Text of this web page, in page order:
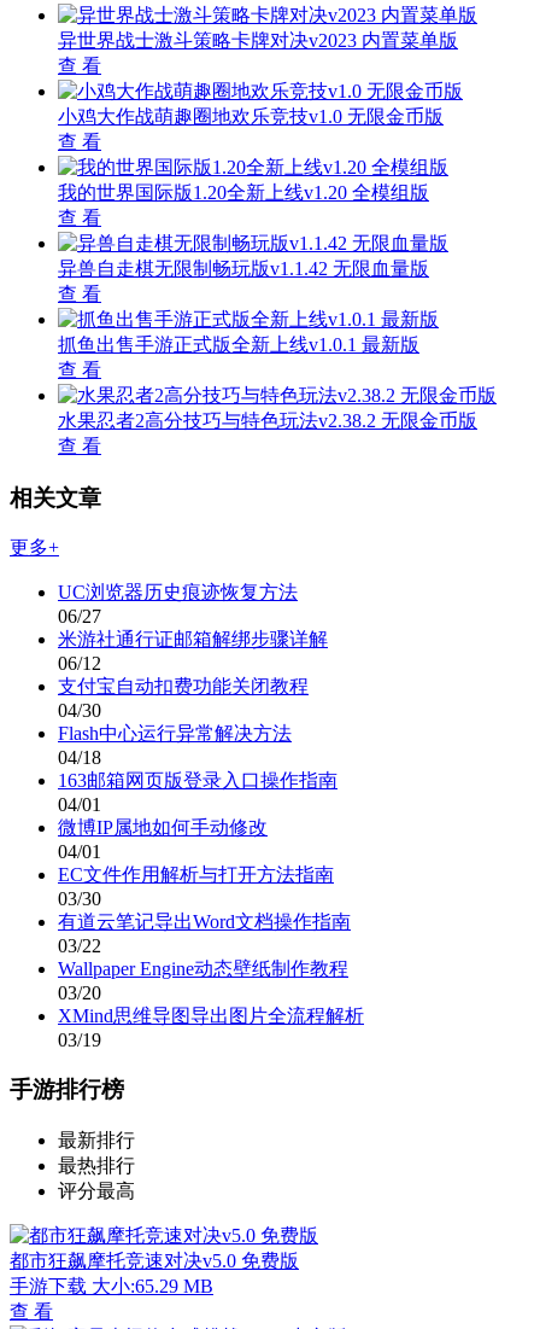
异世界战士激斗策略卡牌对决v2023 内置菜单版
查 看
小鸡大作战萌趣圈地欢乐竞技v1.0 无限金币版
查 看
我的世界国际版1.20全新上线v1.20 全模组版
查 看
异兽自走棋无限制畅玩版v1.1.42 无限血量版
查 看
抓鱼出售手游正式版全新上线v1.0.1 最新版
查 看
水果忍者2高分技巧与特色玩法v2.38.2 无限金币版
查 看
相关文章
更多+
UC浏览器历史痕迹恢复方法
06/27
米游社通行证邮箱解绑步骤详解
06/12
支付宝自动扣费功能关闭教程
04/30
Flash中心运行异常解决方法
04/18
163邮箱网页版登录入口操作指南
04/01
微博IP属地如何手动修改
04/01
EC文件作用解析与打开方法指南
03/30
有道云笔记导出Word文档操作指南
03/22
Wallpaper Engine动态壁纸制作教程
03/20
XMind思维导图导出图片全流程解析
03/19
手游排行榜
最新排行
最热排行
评分最高
都市狂飙摩托竞速对决v5.0 免费版
手游下载 大小:65.29 MB
查 看